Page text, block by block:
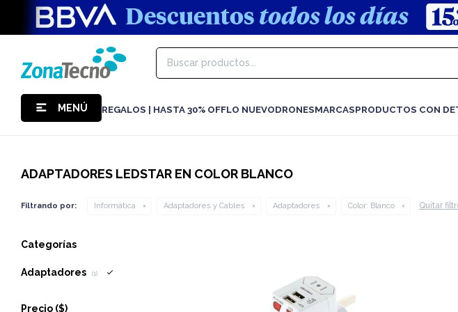
MENÚ REGALOS | HASTA 30% OFFLO NUEVODRONESMARCASPRODUCTOS CON
ADAPTADORES LEDSTAR EN COLOR BLANCO
Filtrando por: Informática Adaptadores y Cables Adaptadores Color: Blanco Quitar
Categorías
Adaptadores (1)
Precio ($)